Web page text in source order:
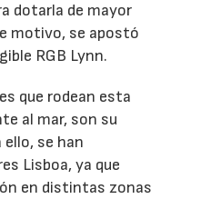
dotarla de mayor
motivo, se apostó
RGB Lynn.
que rodean esta
al mar, son su
se han
Lisboa, ya que
en distintas zonas